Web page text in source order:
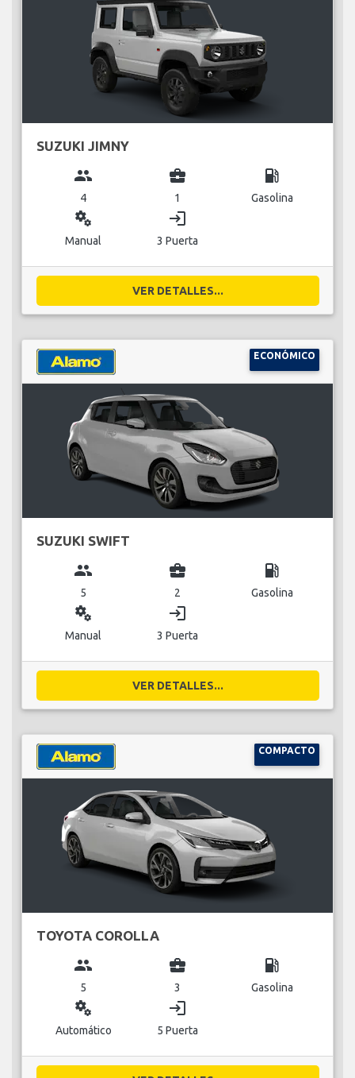
SUZUKI JIMNY
group
4
business_center
1
local_gas_station
Gasolina
miscellaneous_services
Manual
login
3 Puerta
VER DETALLES...
ECONÓMICO
SUZUKI SWIFT
group
5
business_center
2
local_gas_station
Gasolina
miscellaneous_services
Manual
login
3 Puerta
VER DETALLES...
COMPACTO
TOYOTA COROLLA
group
5
business_center
3
local_gas_station
Gasolina
miscellaneous_services
Automático
login
5 Puerta